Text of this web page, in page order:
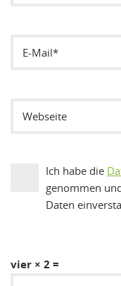
Ich habe die
genommen
Daten
vier × 2 =